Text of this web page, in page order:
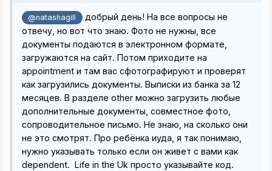
@natashagill
добрый день! На все вопросы не
отвечу, но вот что знаю. Фото не нужны, все
документы подаются в электронном формате,
загружаются на сайт. Потом приходите на
appointment и там вас сфотографируют и проверят
как загрузились документы. Выписки из банка за 12
месяцев. В разделе other можно загрузить любые
дополнительные документы, совместное фото,
сопроводительное письмо. Не знаю, на сколько они
не это смотрят. Про ребёнка иуда, я так понимаю,
нужно указывать только если он живет с вами как
dependent. Life in the Uk просто указывайте код.